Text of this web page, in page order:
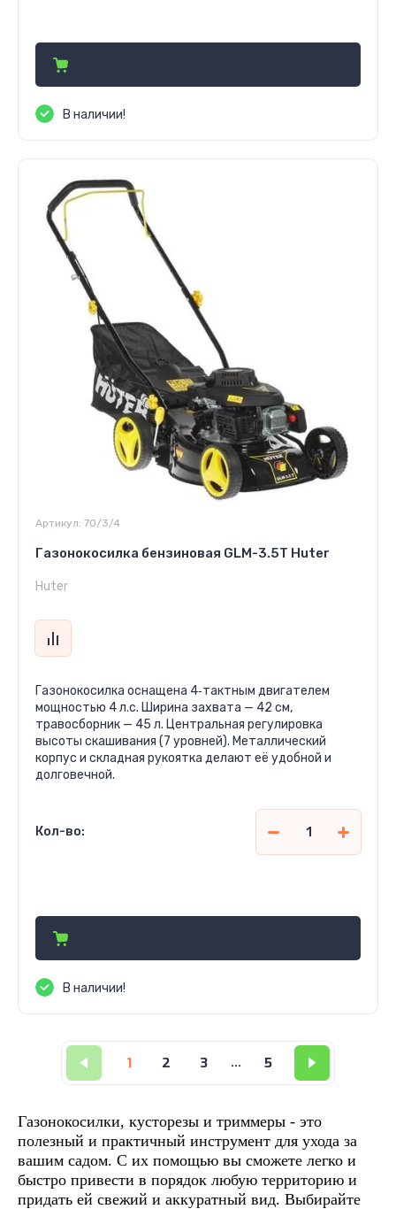
В наличии!
Артикул: 70/3/4
Газонокосилка бензиновая GLM-3.5T Huter
Huter
Газонокосилка оснащена 4‑тактным двигателем
мощностью 4 л.с. Ширина захвата — 42 см,
травосборник — 45 л. Центральная регулировка
высоты скашивания (7 уровней). Металлический
корпус и складная рукоятка делают её удобной и
долговечной.
Кол-во:
В наличии!
1 2 3 ... 5
Газонокосилки, кусторезы и триммеры - это
полезный и практичный инструмент для ухода за
вашим садом. С их помощью вы сможете легко и
быстро привести в порядок любую территорию и
придать ей свежий и аккуратный вид. Выбирайте